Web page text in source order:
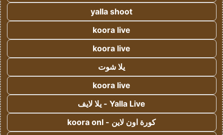
yalla shoot
koora live
koora live
يلا شوت
koora live
Yalla Live - يلا لايف
كورة اون لاين - koora onl